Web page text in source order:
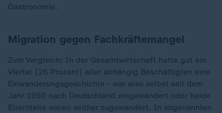
Gastronomie.
Migration gegen Fachkräftemangel
Zum Vergleich: In der Gesamtwirtschaft hatte gut ein
Viertel (26 Prozent) aller abhängig Beschäftigten eine
Einwanderungsgeschichte - war also selbst seit dem
Jahr 1950 nach Deutschland eingewandert oder beide
Elternteile waren seither zugewandert. In sogenannten